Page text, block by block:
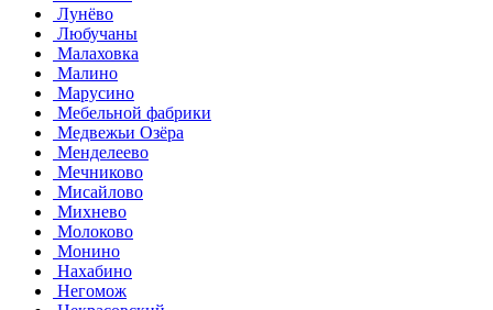
Лунёво
Любучаны
Малаховка
Малино
Марусино
Мебельной фабрики
Медвежьи Озёра
Менделеево
Мечниково
Мисайлово
Михнево
Молоково
Монино
Нахабино
Негомож